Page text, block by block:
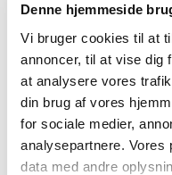
Denne hjemmeside
Vi bruger cookies til at
annoncer, til at vise dig
at analysere vores
din brug af vores
for sociale medier,
analysepartnere. Vores
data med andre
hver torsdag i lige
(markedspladsen
strikker til
selv eget strikketøj,
par hyggelige timer,
snakket og stikket.